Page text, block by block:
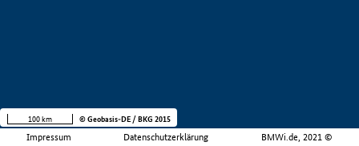
Impressum Datenschutzerklärung BMWi.de, 2021 ©
100 km © Geobasis-DE / BKG 2015